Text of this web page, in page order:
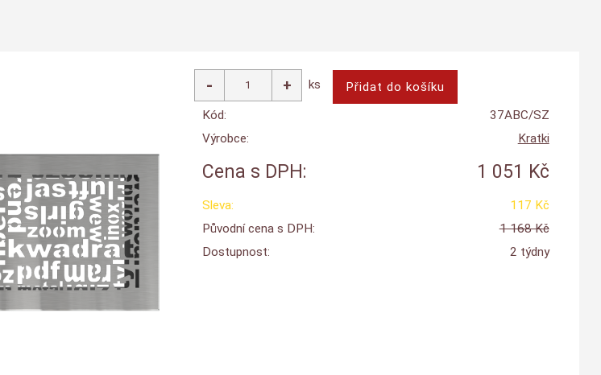
ks
Kód:
37ABC/SZ
Výrobce:
Kratki
Cena s DPH: 1 051 Kč
Sleva:
117 Kč
Původní cena s DPH:
1 168 Kč
Dostupnost:
2 týdny